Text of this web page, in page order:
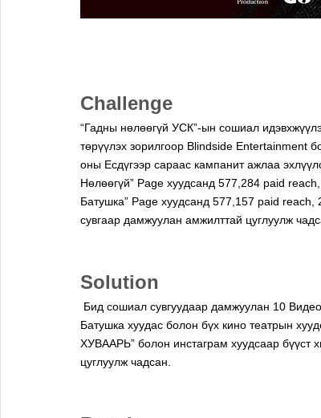
Challenge
“Гадны нөлөөгүй УСК”-ын сошиал
төрүүлэх зорилгоор Blindside Entertainment
оны Есдүгээр сараас кампанит ажлаа
Нөлөөгүй” Page хуудсанд 577,284 paid
Батушка” Page хуудсанд 577,157 paid
сувгаар дамжуулан амжилттай цуглуулж
Solution
Батушка хуудас болон бүх кино театрын
ХУВААРЬ” болон инстаграм хуудсаар бүүст
цуглуулж чадсан.